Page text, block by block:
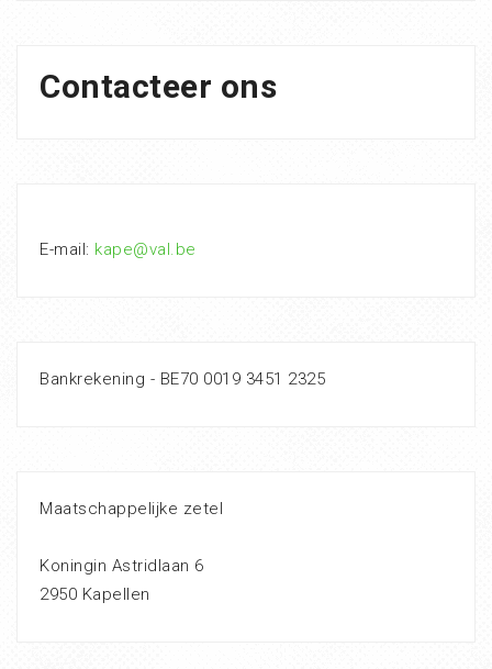
Contacteer ons
E-mail: kape@val.be
Bankrekening - BE70 0019 3451 2325
Maatschappelijke zetel
Koningin Astridlaan 6
2950 Kapellen